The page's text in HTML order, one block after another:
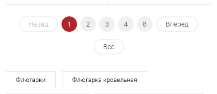
Назад 1 2 3 4 8 Вперед
Все
Флюгарки Флюгарка кровельная